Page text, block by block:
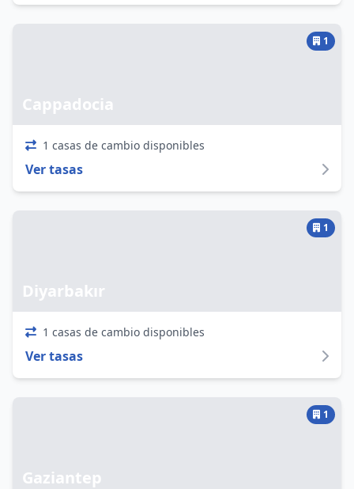
Cappadocia
1
1 casas de cambio disponibles
Ver tasas
Diyarbakır
1
1 casas de cambio disponibles
Ver tasas
Gaziantep
1